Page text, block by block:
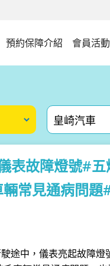
預約保障介紹 會員活動
表故障燈號#
常見通病問
途中，儀表亮起故障